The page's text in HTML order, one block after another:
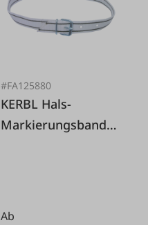
#FA125880
KERBL Hals-
Markierungsband
Ab